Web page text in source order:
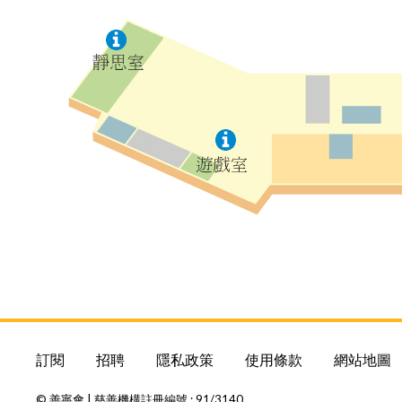
訂閱 招聘 隱私政策 使用條款 網站地圖
© 善寧會 | 慈善機構註冊編號 : 91/3140